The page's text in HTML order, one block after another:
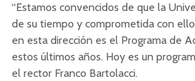
“Estamos convencidos de que la
de su tiempo y comprometida con
en esta dirección es el Programa de
estos últimos años. Hoy es un
el rector Franco Bartolacci.